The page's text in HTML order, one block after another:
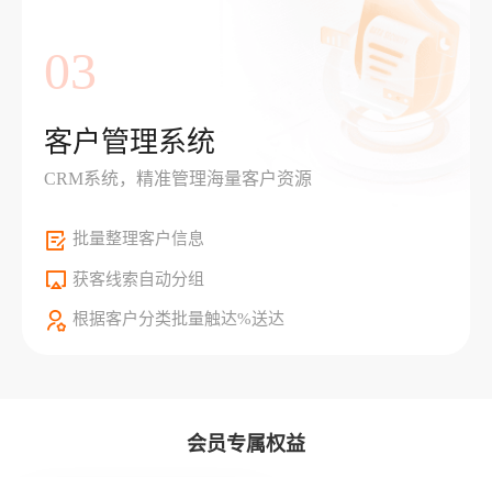
03
客户管理系统
CRM系统，精准管理海量客户资源
批量整理客户信息
获客线索自动分组
根据客户分类批量触达%送达
会员专属权益